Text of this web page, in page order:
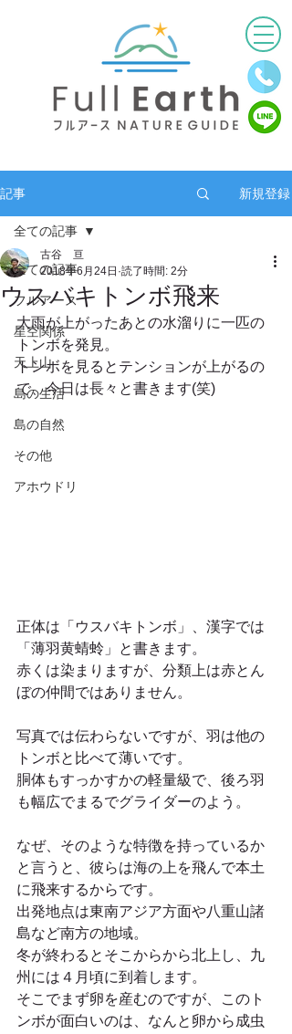
記事 新規登録
全ての記事
フルアース
星空関係
天上山
島の生活
島の自然
その他
アホウドリ
全ての記事
ウスバキトンボ飛来
古谷 亘
2018年6月24日 読了時間: 2分
大雨が上がったあとの水溜りに一匹の
トンボを発見。
トンボを見るとテンションが上がるの
で、今日は長々と書きます(笑)
正体は「ウスバキトンボ」、漢字では
「薄羽黄蜻蛉」と書きます。
赤くは染まりますが、分類上は赤とん
ぼの仲間ではありません。
写真では伝わらないですが、羽は他の
トンボと比べて薄いです。
胴体もすっかすかの軽量級で、後ろ羽
も幅広でまるでグライダーのよう。
なぜ、そのような特徴を持っているか
と言うと、彼らは海の上を飛んで本土
に飛来するからです。
出発地点は東南アジア方面や八重山諸
島など南方の地域。
冬が終わるとそこからから北上し、九
州には４月頃に到着します。
そこでまず卵を産むのですが、このト
ンボが面白いのは、なんと卵から成虫